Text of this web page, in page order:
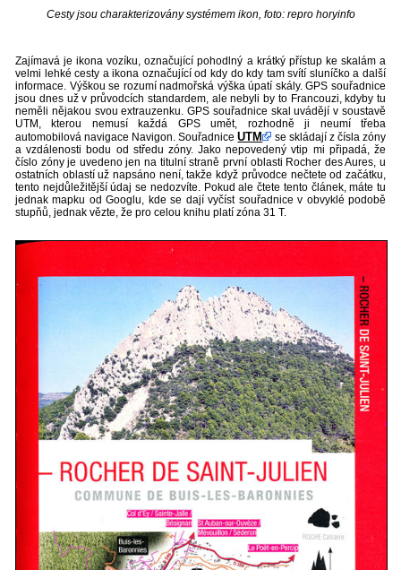
Cesty jsou charakterizovány systémem ikon, foto: repro horyinfo
Zajímavá je ikona vozíku, označující pohodlný a krátký přístup ke skalám a
velmi lehké cesty a ikona označující od kdy do kdy tam svítí sluníčko a další
informace. Výškou se rozumí nadmořská výška úpatí skály. GPS souřadnice
jsou dnes už v průvodcích standardem, ale nebyli by to Francouzi, kdyby tu
neměli nějakou svou extrauzenku. GPS souřadnice skal uvádějí v soustavě
UTM, kterou nemusí každá GPS umět, rozhodně ji neumí třeba
automobilová navigace Navigon. SouřadniceUTM
se skládají z čísla zóny
a vzdálenosti bodu od středu zóny. Jako nepovedený vtip mi připadá, že
číslo zóny je uvedeno jen na titulní straně první oblasti Rocher des Aures, u
ostatních oblastí už napsáno není, takže když průvodce nečtete od začátku,
tento nejdůležitější údaj se nedozvíte. Pokud ale čtete tento článek, máte tu
jednak mapku od Googlu, kde se dají vyčíst souřadnice v obvyklé podobě
stupňů, jednak vězte, že pro celou knihu platí zóna 31 T.